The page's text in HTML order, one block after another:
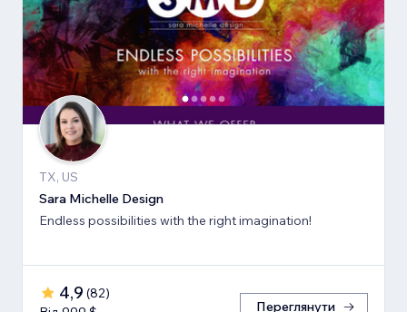
TX, US
Sara Michelle Design
Endless possibilities with the right imagination!
4,9 (82)
Переглянути